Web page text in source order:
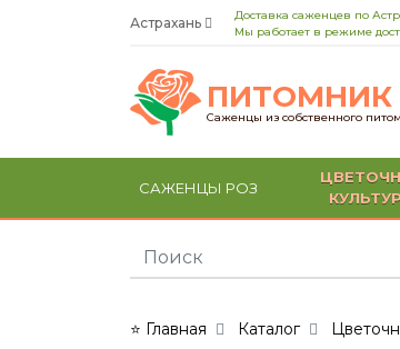
Астрахань
Доставка саженцев по
Мы работает в режиме
ПИТОМНИК
Саженцы из собственного
САЖЕНЦЫ РОЗ
⭐ Главная Каталог